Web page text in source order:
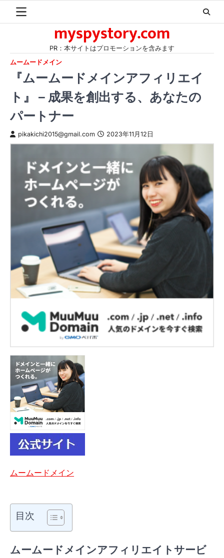
myspystory.com
PR：本サイトはプロモーションを含みます
ムームードメイン
『ムームードメインアフィリエイ
ト』 – 成果を創出する、あなたの
パートナー
pikakichi2015@gmail.com 2023年11月12日
ムームードメイン
目次
ムームードメインアフィリエイトサービ